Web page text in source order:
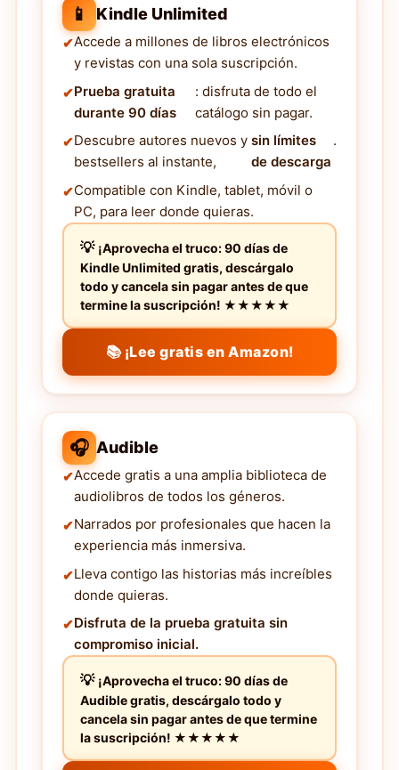
📱 Kindle Unlimited
Accede a millones de libros electrónicos
y revistas con una sola suscripción.
Prueba gratuita
durante 90 días
: disfruta de todo el
catálogo sin pagar.
Descubre autores nuevos y
bestsellers al instante,
sin límites
de descarga
.
Compatible con Kindle, tablet, móvil o
PC, para leer donde quieras.
¡Aprovecha el truco: 90 días de
Kindle Unlimited gratis, descárgalo
todo y cancela sin pagar antes de que
termine la suscripción! ★★★★★
📚 ¡Lee gratis en Amazon!
🎧 Audible
Accede gratis a una amplia biblioteca de
audiolibros de todos los géneros.
Narrados por profesionales que hacen la
experiencia más inmersiva.
Lleva contigo las historias más increíbles
donde quieras.
Disfruta de la prueba gratuita sin
compromiso inicial.
¡Aprovecha el truco: 90 días de
Audible gratis, descárgalo todo y
cancela sin pagar antes de que termine
la suscripción! ★★★★★